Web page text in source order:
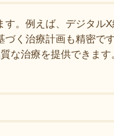
。例えば、デジタル
く治療計画も精密で
な治療を提供できます